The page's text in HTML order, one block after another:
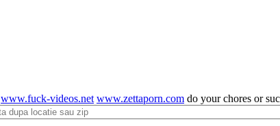
www.fuck-videos.net www.zettaporn.com do your chores or